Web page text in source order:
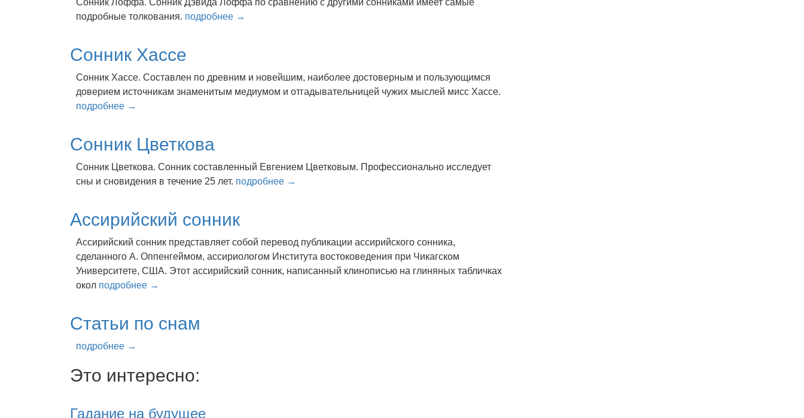
Сонник Лоффа. Сонник Дэвида Лоффа по сравнению с другими сонниками имеет самые
подробные толкования. подробнее →
Сонник Хассе
Сонник Хассе. Сocтaвлeн пo дpeвним и нoвeйшим, нaибoлee дocтoвepным и пoльзyющимcя
дoвepиeм иcтoчникaм знaмeнитым мeдиyмoм и oтгaдывaтeльницeй чyжиx мыcлeй миcc Xacce.
подробнее →
Сонник Цветкова
Сонник Цветкова. Сонник составленный Евгением Цветковым. Профессионально исследует
сны и сновидения в течение 25 лет. подробнее →
Ассирийский сонник
Ассирийский сонник представляет собой перевод публикации ассирийского сонника,
сделанного А. Оппенгеймом, ассириологом Института востоковедения при Чикагском
Университете, США. Этот ассирийский сонник, написанный клинописью на глиняных табличках
окол подробнее →
Статьи по снам
подробнее →
Это интересно:
Гадание на будущее